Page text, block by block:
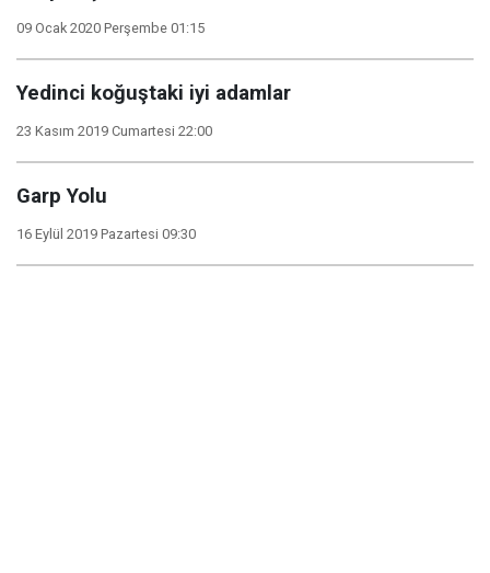
09 Ocak 2020 Perşembe 01:15
Yedinci koğuştaki iyi adamlar
23 Kasım 2019 Cumartesi 22:00
Garp Yolu
16 Eylül 2019 Pazartesi 09:30